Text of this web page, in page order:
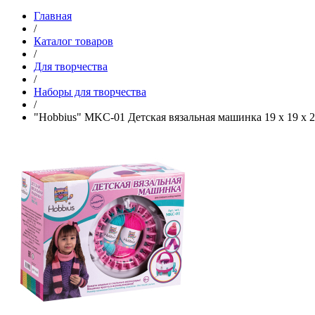
Главная
/
Каталог товаров
/
Для творчества
/
Наборы для творчества
/
"Hobbius" MKC-01 Детская вязальная машинка 19 x 19 x